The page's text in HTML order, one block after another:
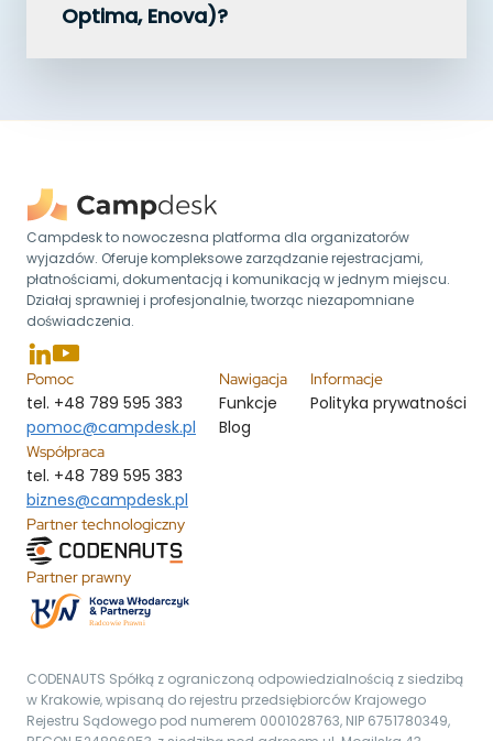
Optima, Enova)?
Campdesk to nowoczesna platforma dla organizatorów
wyjazdów. Oferuje kompleksowe zarządzanie rejestracjami,
płatnościami, dokumentacją i komunikacją w jednym miejscu.
Działaj sprawniej i profesjonalnie, tworząc niezapomniane
doświadczenia.
Pomoc
tel. +48 789 595 383
pomoc@campdesk.pl
Współpraca
tel. +48 789 595 383
biznes@campdesk.pl
Nawigacja
Funkcje
Blog
Informacje
Polityka prywatności
Partner technologiczny
Partner prawny
Radcowie Prawni
CODENAUTS Spółką z ograniczoną odpowiedzialnością z siedzibą
w Krakowie, wpisaną do rejestru przedsiębiorców Krajowego
Rejestru Sądowego pod numerem 0001028763, NIP 6751780349,